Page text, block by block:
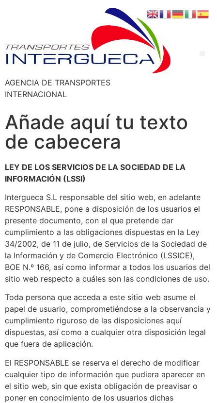
AGENCIA DE TRANSPORTES
INTERNACIONAL
Añade aquí tu texto
de cabecera
LEY DE LOS SERVICIOS DE LA SOCIEDAD DE LA
INFORMACIÓN (LSSI)
Intergueca S.L responsable del sitio web, en adelante
RESPONSABLE, pone a disposición de los usuarios el
presente documento, con el que pretende dar
cumplimiento a las obligaciones dispuestas en la Ley
34/2002, de 11 de julio, de Servicios de la Sociedad de
la Información y de Comercio Electrónico (LSSICE),
BOE N.º 166, así como informar a todos los usuarios del
sitio web respecto a cuáles son las condiciones de uso.
Toda persona que acceda a este sitio web asume el
papel de usuario, comprometiéndose a la observancia y
cumplimiento riguroso de las disposiciones aquí
dispuestas, así como a cualquier otra disposición legal
que fuera de aplicación.
El RESPONSABLE se reserva el derecho de modificar
cualquier tipo de información que pudiera aparecer en
el sitio web, sin que exista obligación de preavisar o
poner en conocimiento de los usuarios dichas